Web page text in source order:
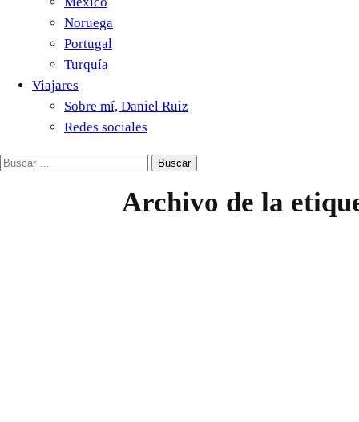
Noruega
Portugal
Turquía
Viajares
Sobre mí, Daniel Ruiz
Redes sociales
Buscar:
Archivo de la